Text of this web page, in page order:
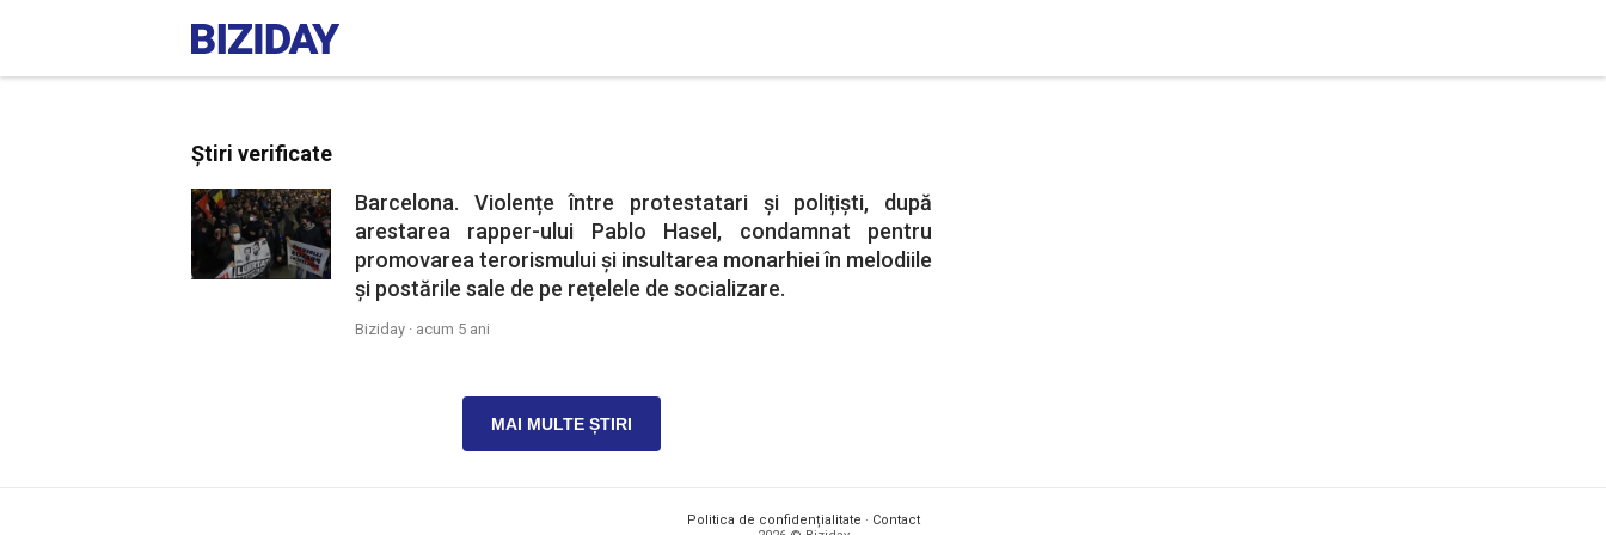
Știri verificate
Barcelona. Violențe între protestatari și polițiști, după
arestarea rapper-ului Pablo Hasel, condamnat pentru
promovarea terorismului și insultarea monarhiei în melodiile
și postările sale de pe rețelele de socializare.
Biziday · acum 5 ani
MAI MULTE ȘTIRI
Politica de confidențialitate · Contact